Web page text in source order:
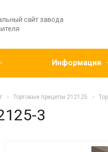
сайт завода
Информация
Торговые прицепы 212125
3